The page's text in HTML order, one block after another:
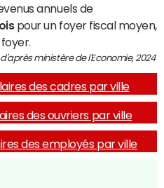
annuels de
pour un foyer fiscal moyen,
ministère de l'Economie, 2024
des cadres par ville
des ouvriers par ville
des employés par ville